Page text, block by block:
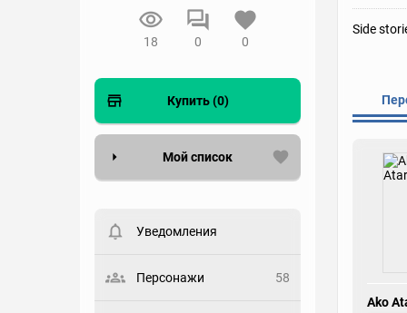
18 0 0
Купить (0)
Мой список
пользователи. Хотите
Статус
Уведомления
Персонажи 58
Side
Ako